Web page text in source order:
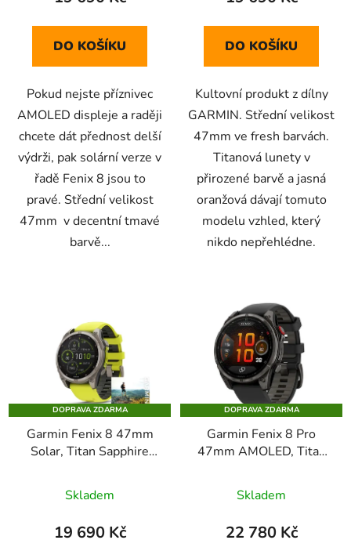
DO KOŠÍKU
Pokud nejste příznivec
AMOLED displeje a raději
chcete dát přednost delší
výdrži, pak solární verze v
řadě Fenix 8 jsou to
pravé. Střední velikost
47mm v decentní tmavé
barvě...
DO KOŠÍKU
Kultovní produkt z dílny
GARMIN. Střední velikost
47mm ve fresh barvách.
Titanová lunety v
přirozené barvě a jasná
oranžová dávají tomuto
modelu vzhled, který
nikdo nepřehlédne.
DOPRAVA ZDARMA
Garmin Fenix 8 47mm
Solar, Titan Sapphire
Skladem
19 690 Kč
DOPRAVA ZDARMA
Garmin Fenix 8 Pro
47mm AMOLED, Titan
Skladem
22 780 Kč